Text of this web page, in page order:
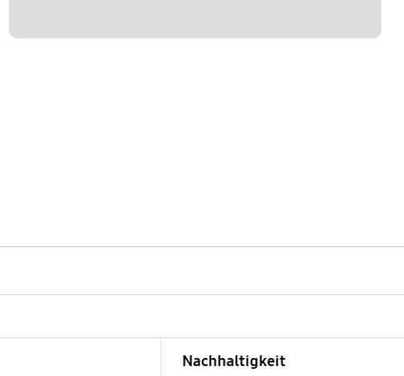
Nachhaltigkeit